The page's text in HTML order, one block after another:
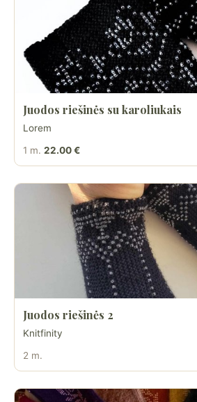
Juodos riešinės su karoliukais
Lorem
1 m. 22.00 €
Juodos riešinės 2
Knitfinity
2 m.